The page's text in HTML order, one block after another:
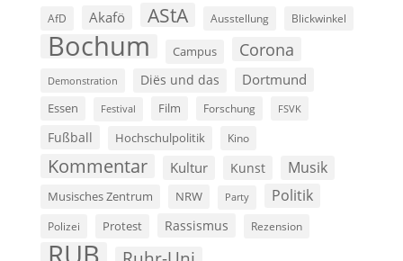
AfD Akafö AStA Ausstellung Blickwinkel
Bochum Campus Corona
Demonstration Diës und das Dortmund
Essen Festival Film Forschung FSVK
Fußball Hochschulpolitik Kino
Kommentar Kultur Kunst Musik
Musisches Zentrum NRW Party Politik
Polizei Protest Rassismus Rezension